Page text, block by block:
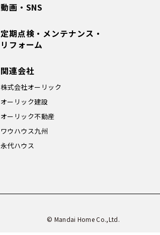
動画・SNS
定期点検・メンテナンス・
リフォーム
関連会社
株式会社オーリック
オーリック建設
オーリック不動産
ワウハウス九州
永代ハウス
© Mandai Home Co.,Ltd.